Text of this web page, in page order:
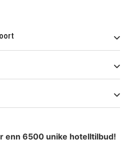
enn 6500 unike hotelltilbud!